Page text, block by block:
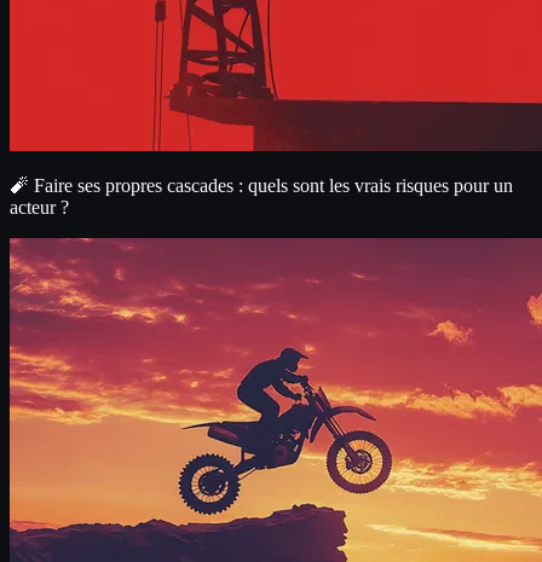
🧨 Faire ses propres cascades : quels sont les vrais risques pour un
acteur ?